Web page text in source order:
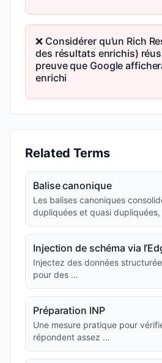
❌ Considérer qu’un Rich
des résultats enrichis)
preuve que Google
enrichi
Related Terms
Balise canonique
Les balises canoniques
dupliquées et quasi
Injection de schéma via
Injectez des données
pour des …
Préparation INP
Une mesure pratique pour
répondent assez …